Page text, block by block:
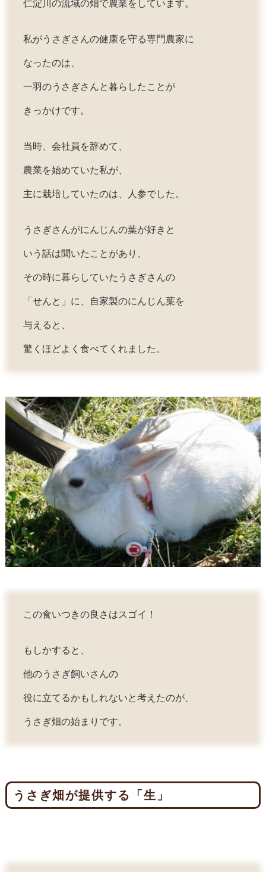
仁淀川の流域の畑で農業をしています。
私がうさぎさんの健康を守る専門農家に
なったのは、
一羽のうさぎさんと暮らしたことが
きっかけです。
当時、会社員を辞めて、
農業を始めていた私が、
主に栽培していたのは、人参でした。
うさぎさんがにんじんの葉が好きと
いう話は聞いたことがあり、
その時に暮らしていたうさぎさんの
「せんと」に、 自家製のにんじん葉を
与えると、
驚くほどよく食べてくれました。
この食いつきの良さはスゴイ！
もしかすると、
他のうさぎ飼いさんの
役に立てるかもしれないと考えたのが、
うさぎ畑の始まりです。
うさぎ畑が提供する「生」